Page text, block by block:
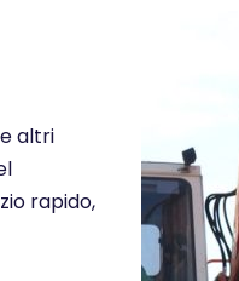
altri
rapido,